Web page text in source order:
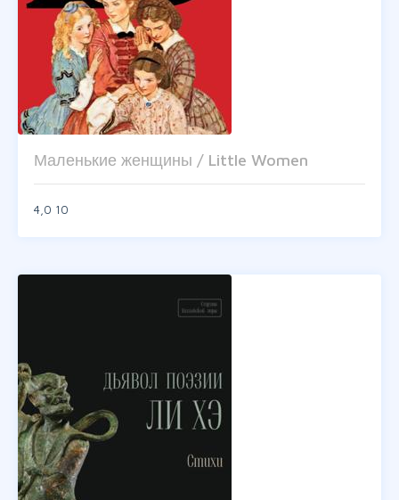
Маленькие женщины / Little Women
4,0 10